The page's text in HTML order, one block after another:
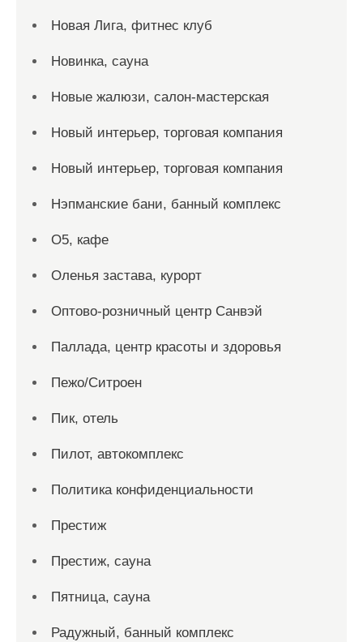
Новая Лига, фитнес клуб
Новинка, сауна
Новые жалюзи, салон-мастерская
Новый интерьер, торговая компания
Новый интерьер, торговая компания
Нэпманские бани, банный комплекс
О5, кафе
Оленья застава, курорт
Оптово-розничный центр Санвэй
Паллада, центр красоты и здоровья
Пежо/Ситроен
Пик, отель
Пилот, автокомплекс
Политика конфиденциальности
Престиж
Престиж, сауна
Пятница, сауна
Радужный, банный комплекс